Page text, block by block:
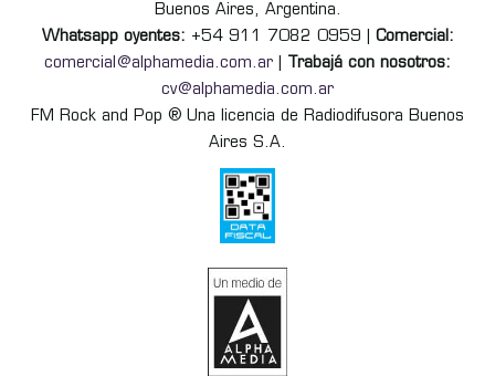
Buenos Aires, Argentina.
Whatsapp oyentes: +54 911 7082 0959 | Comercial:
comercial@alphamedia.com.ar
Trabajá con nosotros:
cv@alphamedia.com.ar
FM Rock and Pop ® Una licencia de Radiodifusora Buenos
Aires S.A.